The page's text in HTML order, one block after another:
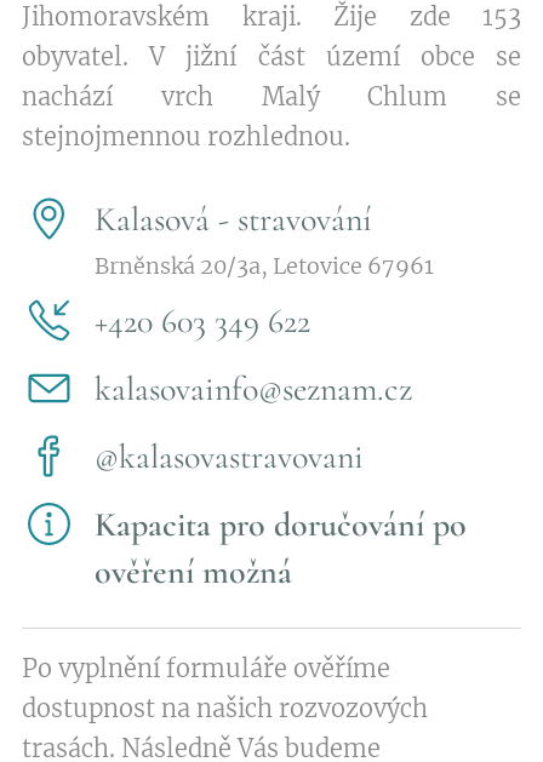
Jihomoravském kraji. Žije zde 153
obyvatel. V jižní část území obce se
nachází vrch Malý Chlum se
stejnojmennou rozhlednou.
Kalasová - stravování
Brněnská 20/3a, Letovice 67961
+420 603 349 622
kalasovainfo@seznam.cz
@kalasovastravovani
Kapacita pro doručování po
ověření možná
Po vyplnění formuláře ověříme
dostupnost na našich rozvozových
trasách. Následně Vás budeme